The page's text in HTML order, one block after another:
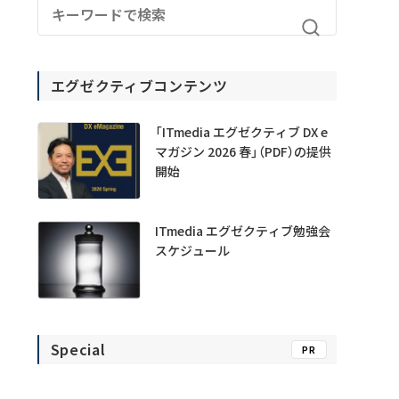
エグゼクティブコンテンツ
「ITmedia エグゼクティブ DX e
マガジン 2026 春」（PDF）の提供
開始
ITmedia エグゼクティブ勉強会
スケジュール
Special PR